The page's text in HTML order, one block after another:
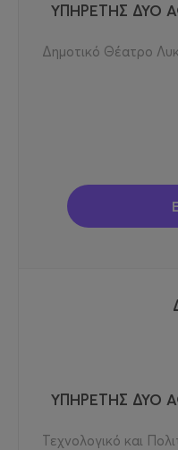
ΥΠΗΡΕΤΗΣ ΔΥΟ
Δημοτικό Θέατρο
ΥΠΗΡΕΤΗΣ ΔΥΟ
Τεχνολογικό και